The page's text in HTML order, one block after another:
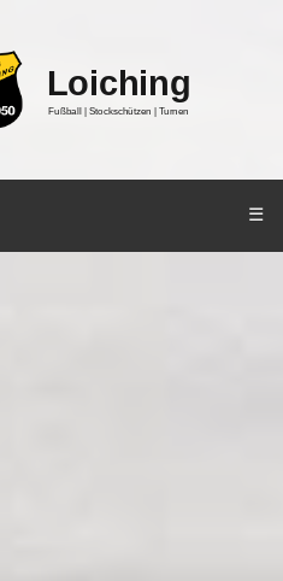
Loiching
Fußball | Stockschützen | Turnen
☰